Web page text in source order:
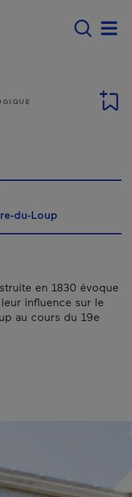
-
du-Loup
en 1830 évoque
influence sur le
au cours du 19e